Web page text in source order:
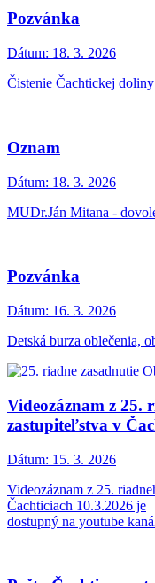
Pozvánka
Dátum: 18. 3. 2026
Čistenie Čachtickej doliny
Oznam
Dátum: 18. 3. 2026
MUDr.Ján Mitana -
Pozvánka
Dátum: 16. 3. 2026
Detská burza oblečenia,
Videozáznam z 25.
zastupiteľstva v
Dátum: 15. 3. 2026
Videozáznam z 25.
Čachticiach 10.3.2026 je
dostupný na youtube